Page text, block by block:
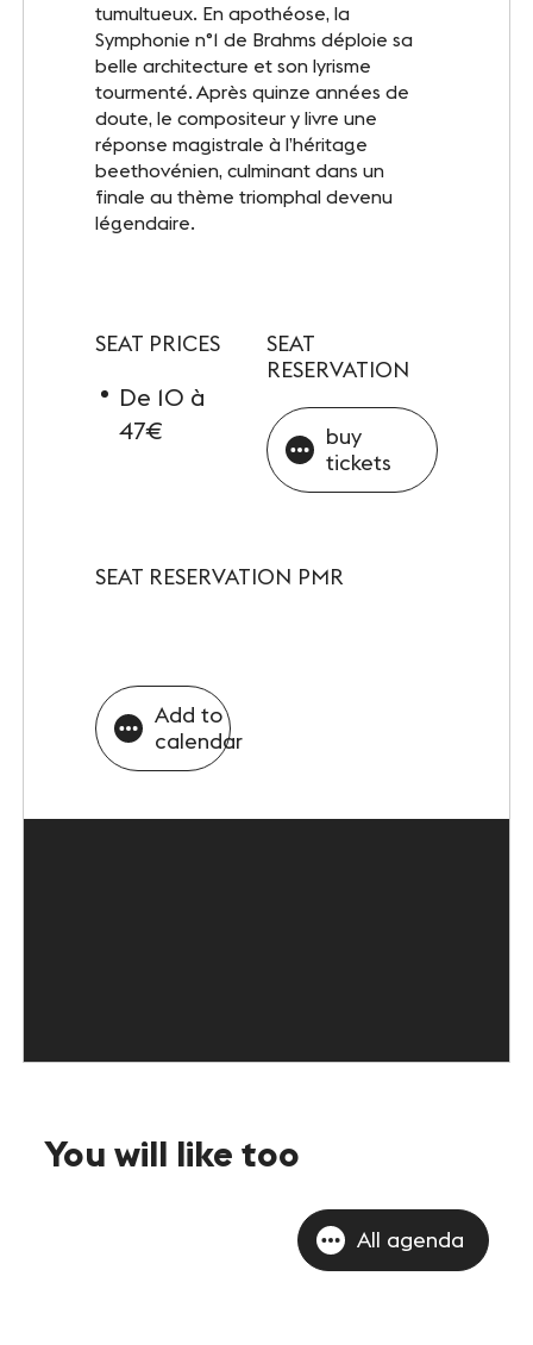
Objets perdus et trouvés
Contact
FOLLOW-US
Facebook
tumultueux. En apothéose, la
Symphonie n°1 de Brahms déploie sa
belle architecture et son lyrisme
tourmenté. Après quinze années de
doute, le compositeur y livre une
réponse magistrale à l’héritage
beethovénien, culminant dans un
finale au thème triomphal devenu
légendaire.
SEAT PRICES
De 10 à
47€
SEAT
RESERVATION
buy
tickets
SEAT RESERVATION PMR
Add to
calendar
You will like too
All agenda